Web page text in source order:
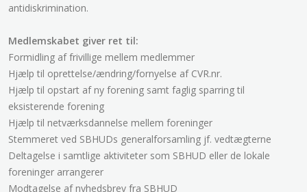
antidiskrimination.
Medlemskabet giver ret til:
Formidling af frivillige mellem medlemmer
Hjælp til oprettelse/ændring/fornyelse af CVR.nr.
Hjælp til opstart af ny forening samt faglig sparring til
eksisterende forening
Hjælp til netværksdannelse mellem foreninger
Stemmeret ved SBHUDs generalforsamling jf. vedtægterne
Deltagelse i samtlige aktiviteter som SBHUD eller de lokale
foreninger arrangerer
Modtagelse af nyhedsbrev fra SBHUD